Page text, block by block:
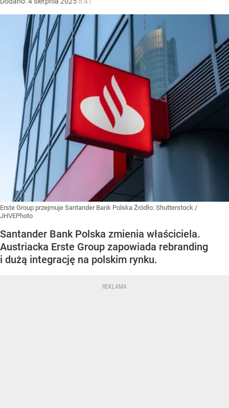
Erste Group przejmuje Santander Bank Polska Źródło: Shutterstock /
JHVEPhoto
Santander Bank Polska zmienia właściciela.
Austriacka Erste Group zapowiada rebranding
i dużą integrację na polskim rynku.